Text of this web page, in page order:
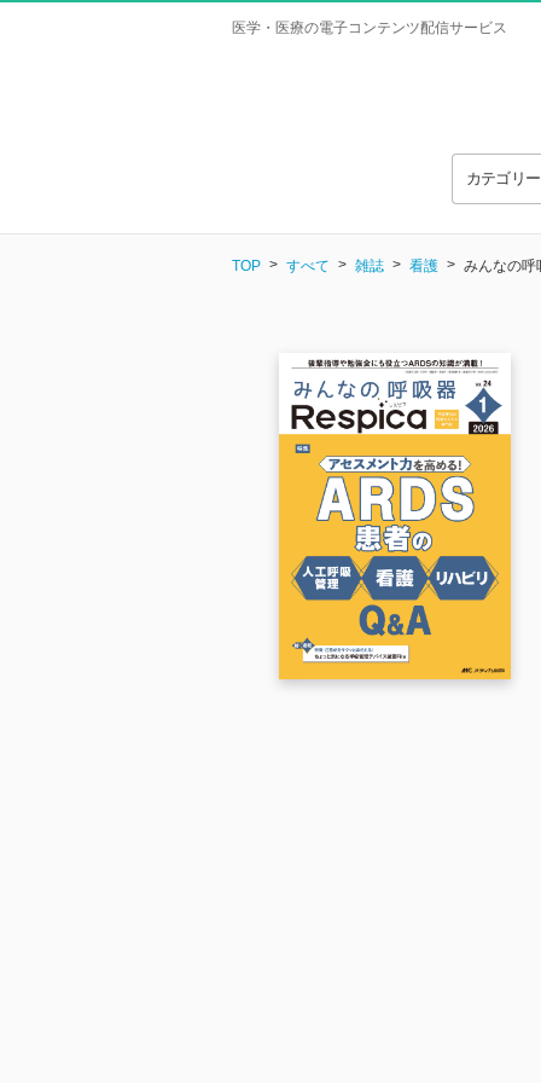
医学・医療の電子コンテンツ配信サービス
カテゴリ
TOP すべて 雑誌 看護 みんなの